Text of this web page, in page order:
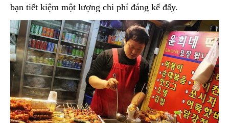
bạn tiết kiệm một lượng chi phí đáng kể đấy.